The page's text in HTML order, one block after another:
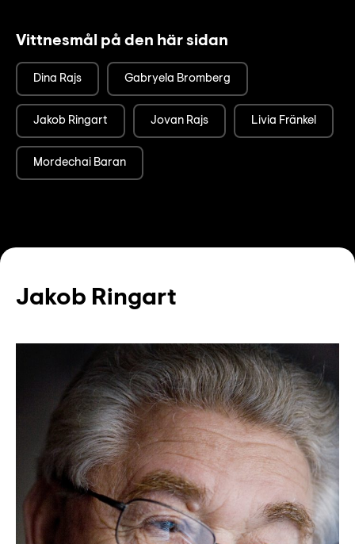
Vittnesmål på den här sidan
Dina Rajs Gabryela Bromberg
Jakob Ringart Jovan Rajs Livia Fränkel
Mordechai Baran
Jakob Ringart